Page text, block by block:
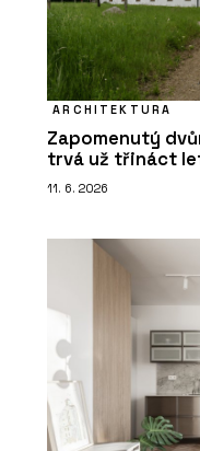
ARCHITEKTURA
Zapomenutý
trvá už třináct
11. 6. 2026